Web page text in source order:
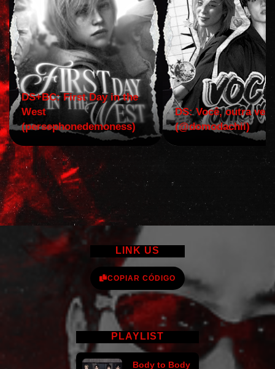
DS+BC: First Day in the
West
(persephonedemoness)
DS: Você, outra vez!
(@domodachii)
LINK US
COPIAR CÓDIGO
PLAYLIST
Body to Body